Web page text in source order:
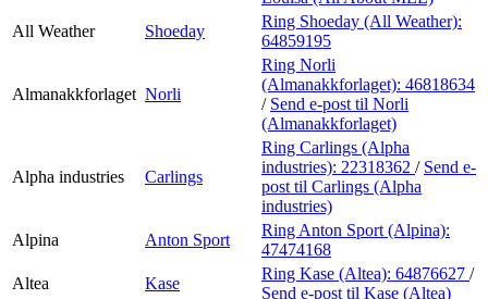
All Weather
Shoeday
Ring Shoeday (All Weather):
64859195
Almanakkforlaget Norli
Ring Norli
(Almanakkforlaget): 46818634
/ Send e-post til Norli
(Almanakkforlaget)
Alpha industries Carlings
Ring Carlings (Alpha
industries): 22318362 / Send e-
post til Carlings (Alpha
industries)
Alpina
Anton Sport
Ring Anton Sport (Alpina):
47474168
Altea
Kase
Ring Kase (Altea): 64876627 /
Send e-post til Kase (Altea)